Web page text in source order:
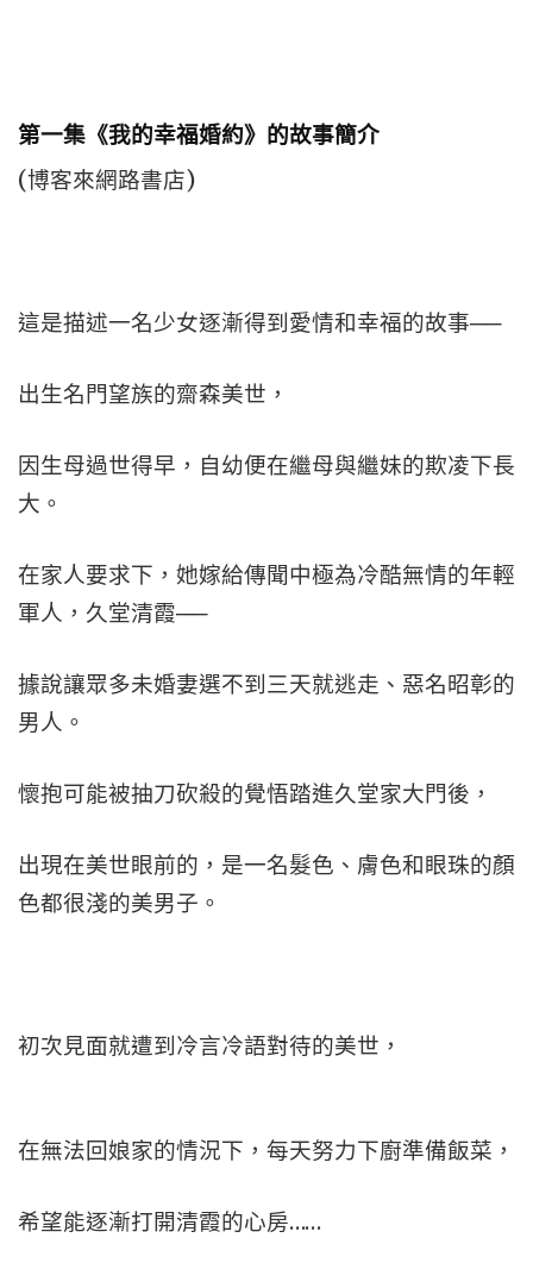
第一集《我的幸福婚約》的故事簡介
(博客來網路書店)
這是描述一名少女逐漸得到愛情和幸福的故事──
出生名門望族的齋森美世，
因生母過世得早，自幼便在繼母與繼妹的欺凌下長
大。
在家人要求下，她嫁給傳聞中極為冷酷無情的年輕
軍人，久堂清霞──
據說讓眾多未婚妻選不到三天就逃走、惡名昭彰的
男人。
懷抱可能被抽刀砍殺的覺悟踏進久堂家大門後，
出現在美世眼前的，是一名髮色、膚色和眼珠的顏
色都很淺的美男子。
初次見面就遭到冷言冷語對待的美世，
在無法回娘家的情況下，每天努力下廚準備飯菜，
希望能逐漸打開清霞的心房……